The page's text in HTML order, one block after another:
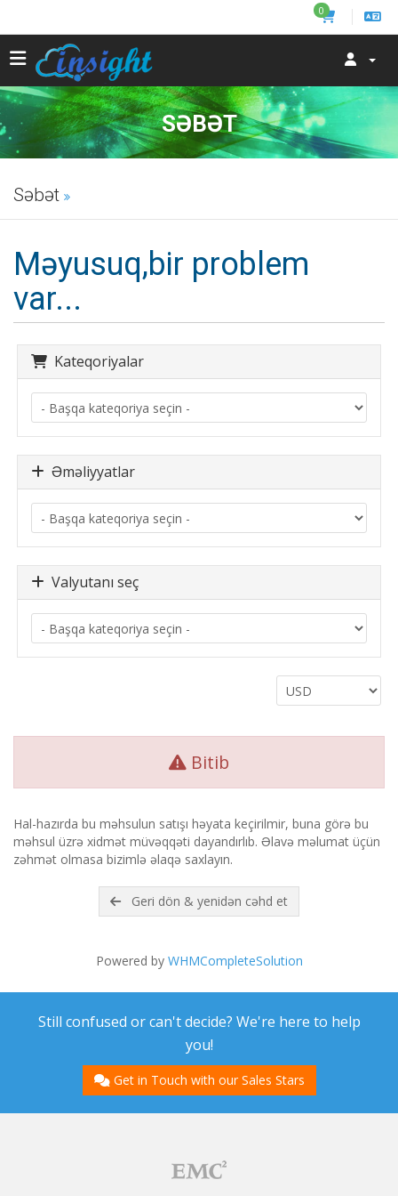
0
SƏBƏT
Səbət
Məyusuq,bir problem
var...
Kateqoriyalar
Əməliyyatlar
Valyutanı seç
Bitib
Hal-hazırda bu məhsulun satışı həyata keçirilmir, buna görə bu
məhsul üzrə xidmət müvəqqəti dayandırlıb. Əlavə məlumat üçün
zəhmət olmasa bizimlə əlaqə saxlayın.
Geri dön & yenidən cəhd et
Powered by WHMCompleteSolution
Still confused or can't decide? We're here to help
you!
Get in Touch with our Sales Stars